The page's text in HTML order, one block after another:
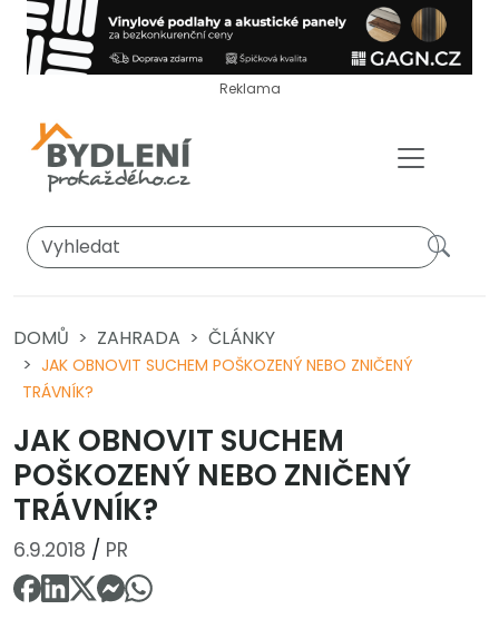
Reklama
DOMŮ ZAHRADA ČLÁNKY
JAK OBNOVIT SUCHEM POŠKOZENÝ NEBO ZNIČENÝ
TRÁVNÍK?
JAK OBNOVIT SUCHEM
POŠKOZENÝ NEBO ZNIČENÝ
TRÁVNÍK?
6.9.2018 / PR